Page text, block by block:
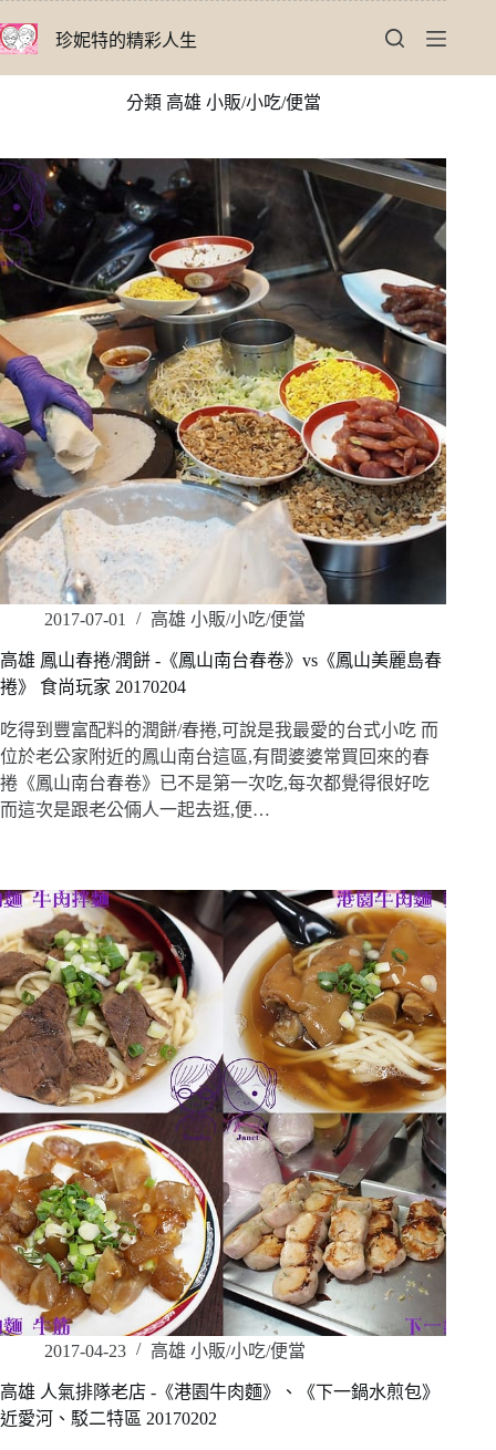
至
珍妮特的精彩人生
分類 高雄 小販/小吃/便當
2017-07-01 高雄 小販/小吃/便當
高雄 鳳山春捲/潤餅 -《鳳山南台春卷》vs《鳳山美麗島春
捲》 食尚玩家 20170204
吃得到豐富配料的潤餅/春捲,可說是我最愛的台式小吃 而
位於老公家附近的鳳山南台這區,有間婆婆常買回來的春
捲《鳳山南台春卷》已不是第一次吃,每次都覺得很好吃
而這次是跟老公倆人一起去逛,便…
2017-04-23 高雄 小販/小吃/便當
高雄 人氣排隊老店 -《港園牛肉麵》、《下一鍋水煎包》
近愛河、駁二特區 20170202